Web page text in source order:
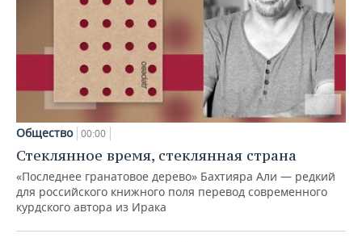
Общество 00:00
Стеклянное время, стеклянная страна
«Последнее гранатовое дерево» Бахтияра Али — редкий
для российского книжного поля перевод современного
курдского автора из Ирака